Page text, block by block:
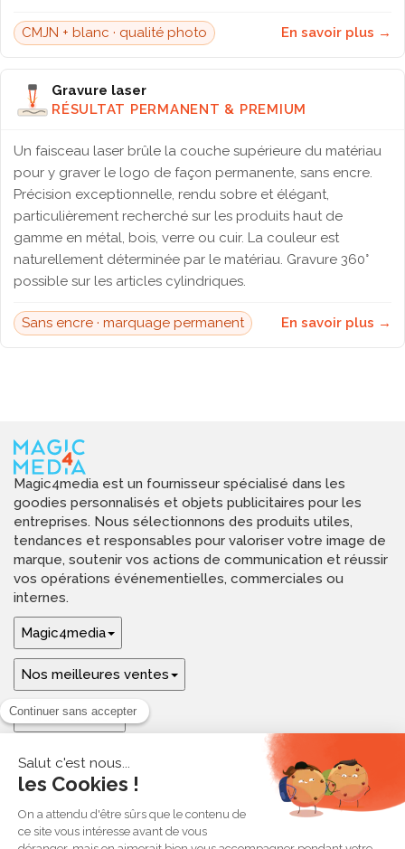
CMJN + blanc · qualité photo En savoir plus →
Gravure laser
RÉSULTAT PERMANENT & PREMIUM
Un faisceau laser brûle la couche supérieure du matériau
pour y graver le logo de façon permanente, sans encre.
Précision exceptionnelle, rendu sobre et élégant,
particulièrement recherché sur les produits haut de
gamme en métal, bois, verre ou cuir. La couleur est
naturellement déterminée par le matériau. Gravure 360°
possible sur les articles cylindriques.
Sans encre · marquage permanent En savoir plus →
Magic4media est un fournisseur spécialisé dans les
goodies personnalisés et objets publicitaires pour les
entreprises. Nous sélectionnons des produits utiles,
tendances et responsables pour valoriser votre image de
marque, soutenir vos actions de communication et réussir
vos opérations événementielles, commerciales ou
internes.
Magic4media
Nos meilleures ventes
Guides & aide
Ressources & inspirations